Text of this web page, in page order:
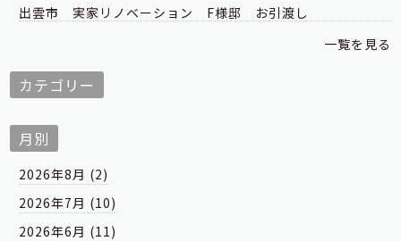
出雲市 実家リノベーション F様邸 お引渡し
一覧を見る
カテゴリー
月別
2026年8月 (2)
2026年7月 (10)
2026年6月 (11)